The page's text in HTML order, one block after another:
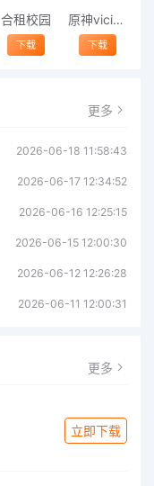
合租校园
下载
原神vicineko
下载
更多
2026-06-18 11:58:43
2026-06-17 12:34:52
2026-06-16 12:25:15
2026-06-15 12:00:30
2026-06-12 12:26:28
2026-06-11 12:00:31
更多
立即下载